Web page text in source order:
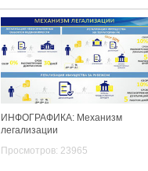
ИНФОГРАФИКА: Механизм
легализации
Просмотров: 23965